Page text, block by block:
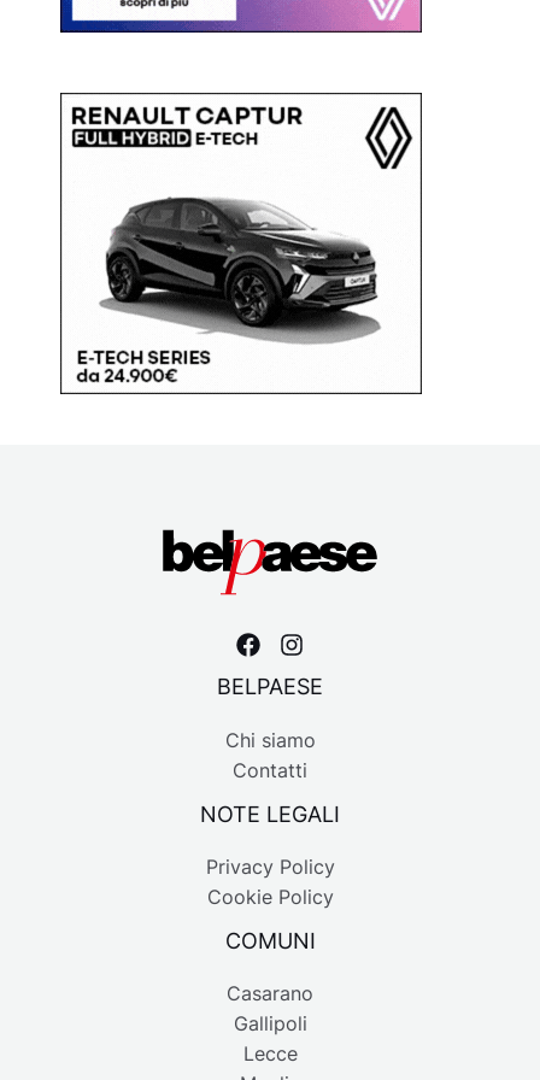
BELPAESE
Chi siamo
Contatti
NOTE LEGALI
Privacy Policy
Cookie Policy
COMUNI
Casarano
Gallipoli
Lecce